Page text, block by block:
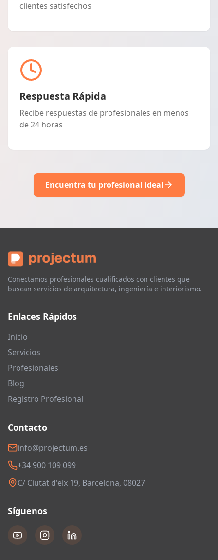
clientes satisfechos
Respuesta Rápida
Recibe respuestas de profesionales en menos
de 24 horas
Encuentra tu profesional ideal
Conectamos profesionales cualificados con clientes que
buscan servicios de arquitectura, ingeniería e interiorismo.
Enlaces Rápidos
Inicio
Servicios
Profesionales
Blog
Registro Profesional
Contacto
info@projectum.es
+34 900 109 099
C/ Ciutat d'elx 19, Barcelona, 08027
Síguenos